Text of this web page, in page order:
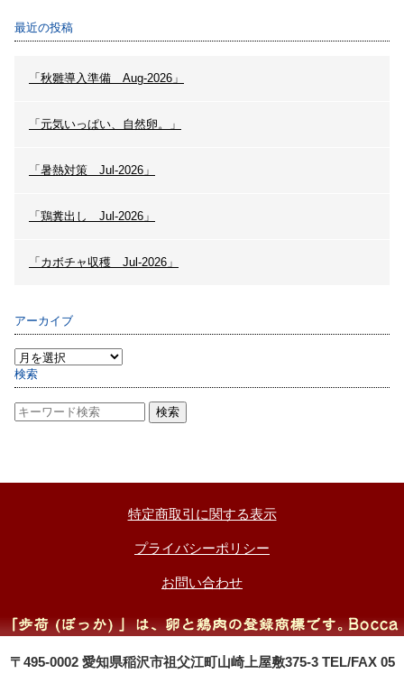
最近の投稿
「秋雛導入準備 Aug-2026」
「元気いっぱい、自然卵。」
「暑熱対策 Jul-2026」
「鶏糞出し Jul-2026」
「カボチャ収穫 Jul-2026」
アーカイブ
検索
特定商取引に関する表示
プライバシーポリシー
お問い合わせ
〒495-0002 愛知県稲沢市祖父江町山崎上屋敷375-3 TEL/FAX 05